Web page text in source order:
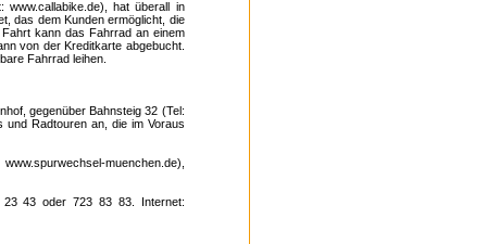
hat überall in
das dem Kunden ermöglicht, die
kann das Fahrrad an einem
von der Kreditkarte abgebucht.
Fahrrad leihen.
gegenüber Bahnsteig 32 (Tel:
Radtouren an, die im Voraus
muenchen.de),
43 oder 723 83 83. Internet: